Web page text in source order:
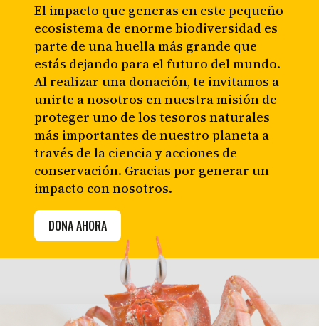
El impacto que generas en este pequeño
ecosistema de enorme biodiversidad es
parte de una huella más grande que
estás dejando para el futuro del mundo.
Al realizar una donación, te invitamos a
unirte a nosotros en nuestra misión de
proteger uno de los tesoros naturales
más importantes de nuestro planeta a
través de la ciencia y acciones de
conservación. Gracias por generar un
impacto con nosotros.
DONA AHORA